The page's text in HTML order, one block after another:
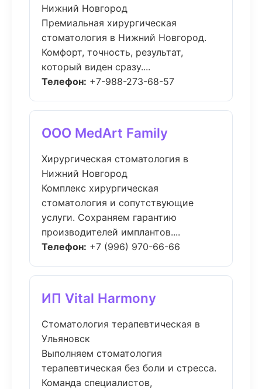
Нижний Новгород
Премиальная хирургическая
стоматология в Нижний Новгород.
Комфорт, точность, результат,
который виден сразу....
Телефон: +7-988-273-68-57
ООО MedArt Family
Хирургическая стоматология в
Нижний Новгород
Комплекс хирургическая
стоматология и сопутствующие
услуги. Сохраняем гарантию
производителей имплантов....
Телефон: +7 (996) 970-66-66
ИП Vital Harmony
Стоматология терапевтическая в
Ульяновск
Выполняем стоматология
терапевтическая без боли и стресса.
Команда специалистов,